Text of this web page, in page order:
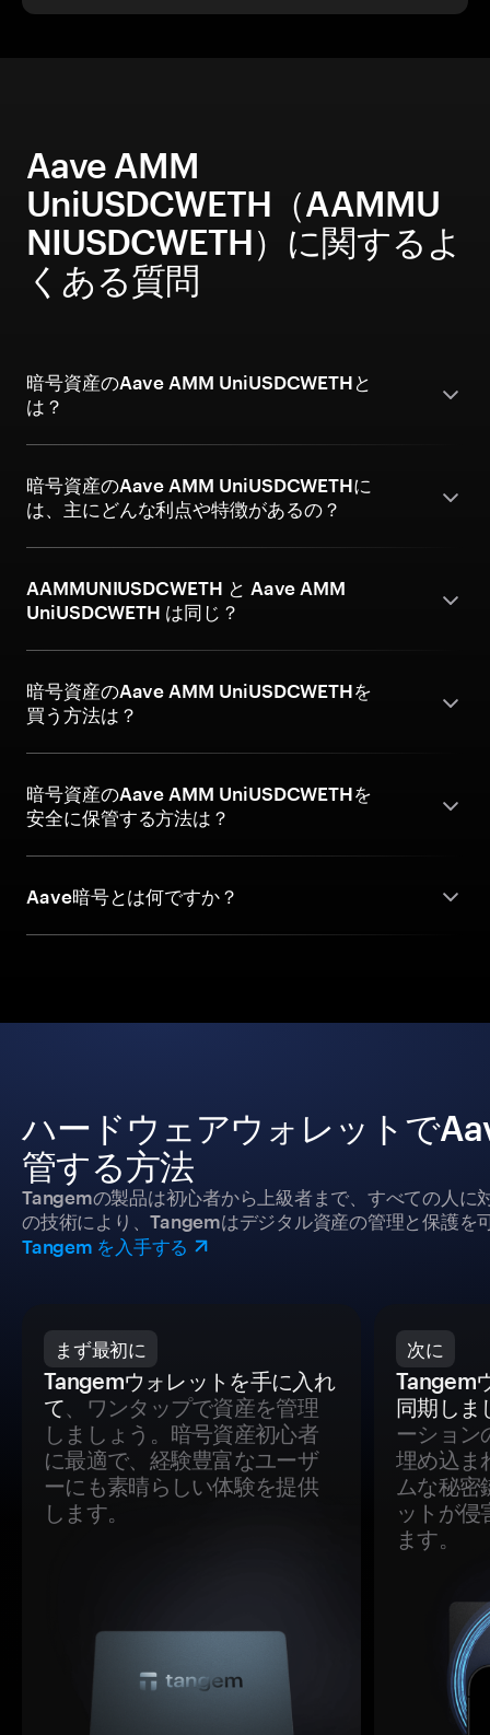
Aave AMM
UniUSDCWETH（AAMMU
NIUSDCWETH）に関するよ
くある質問
暗号資産のAave AMM UniUSDCWETHと
は？
暗号資産のAave AMM UniUSDCWETHに
は、主にどんな利点や特徴があるの？
AAMMUNIUSDCWETH と Aave AMM
UniUSDCWETH は同じ？
暗号資産のAave AMM UniUSDCWETHを
買う方法は？
暗号資産のAave AMM UniUSDCWETHを
安全に保管する方法は？
Aave暗号とは何ですか？
ハードウェアウォレットで
管する方法
Tangemの製品は初心者から上級者まで、すべての人に
の技術により、Tangemはデジタル資産の管理と保護を
Tangem を入手する
まず最初に
Tangemウォレットを手に入れ
て、ワンタップで資産を管理
しましょう。暗号資産初心者
に最適で、経験豊富なユーザ
ーにも素晴らしい体験を提供
します。
次に
Tangem
同期しま
ーション
埋め込ま
ムな秘密
ットが侵
ます。